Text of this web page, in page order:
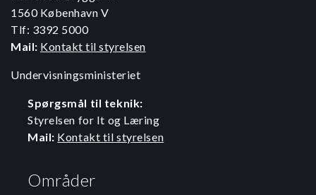
1560 København V
Tlf: 3392 5000
Mail: Kontakt til styrelsen
Undervisningsministeriet
Spørgsmål til teknik:
Styrelsen for It og Læring
Mail: Kontakt til styrelsen
Områder